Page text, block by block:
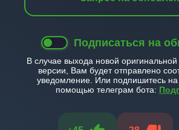
Подписаться на
В случае выхода новой
версии, Вам будет отправлено
уведомление. Или подпишитесь
помощью телеграм бота: